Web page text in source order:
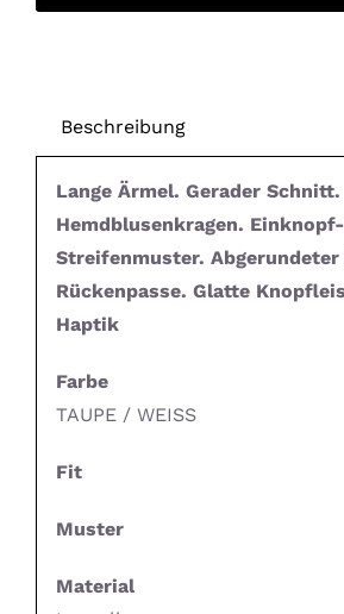
Beschreibung
Lange Ärmel. Gerader Schnitt.
Hemdblusenkragen.
Streifenmuster. Abgerundeter
Rückenpasse. Glatte
Haptik
Farbe
TAUPE / WEISS
Fit
Muster
Material